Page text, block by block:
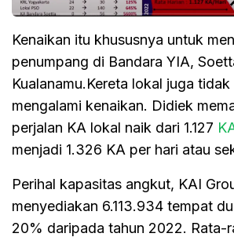
Kenaikan itu khususnya untuk
penumpang di Bandara YIA,
Kualanamu.Kereta lokal juga
mengalami kenaikan. Didiek
perjalan KA lokal naik dari 1.127
menjadi 1.326 KA per hari atau
Perihal kapasitas angkut, KAI
menyediakan 6.113.934 tempat
20% daripada tahun 2022. Rata-